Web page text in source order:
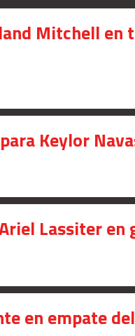
Mitchell
Keylor
Lassiter
en empate